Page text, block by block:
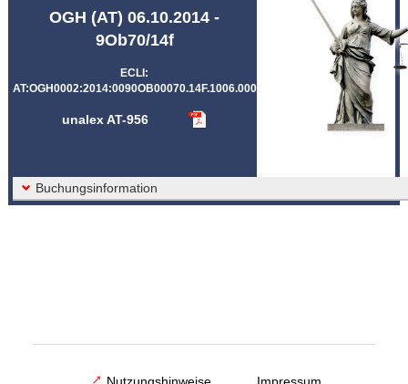
OGH (AT) 06.10.2014 -
9Ob70/14f
ECLI:
AT:OGH0002:2014:0090OB00070.14F.1006.000
unalex AT-956
Buchungsinformation
Nutzungshinweise Impressum